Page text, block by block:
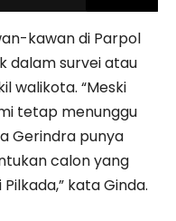
kawan di Parpol
dalam survei atau
walikota. “Meski
tetap menunggu
Gerindra punya
calon yang
kata Ginda.